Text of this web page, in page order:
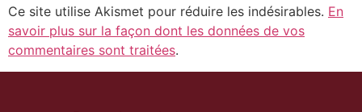
Ce site utilise Akismet pour réduire les indésirables. En
savoir plus sur la façon dont les données de vos
commentaires sont traitées.